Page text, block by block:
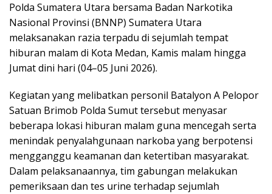
Polda Sumatera Utara bersama Badan Narkotika
Nasional Provinsi (BNNP) Sumatera Utara
melaksanakan razia terpadu di sejumlah tempat
hiburan malam di Kota Medan, Kamis malam hingga
Jumat dini hari (04–05 Juni 2026).
Kegiatan yang melibatkan personil Batalyon A Pelopor
Satuan Brimob Polda Sumut tersebut menyasar
beberapa lokasi hiburan malam guna mencegah serta
menindak penyalahgunaan narkoba yang berpotensi
mengganggu keamanan dan ketertiban masyarakat.
Dalam pelaksanaannya, tim gabungan melakukan
pemeriksaan dan tes urine terhadap sejumlah